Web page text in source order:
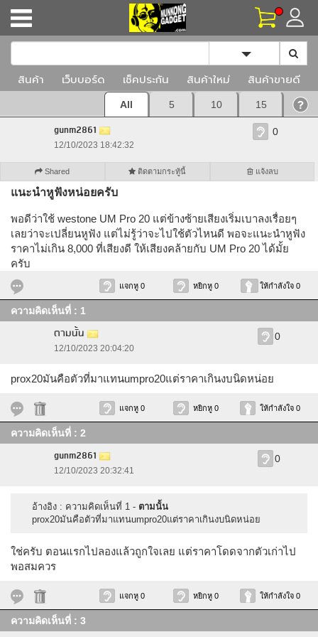
Toggle
สินค้า เว็บบอร์ด เช็คประกัน สินค้าใหม่ สินค้าขายดี
All 5 10 15
gunm2861
12/10/2023 18:42:32
0
Shared ติดตามกระทู้นี้ แจ้งลบ
แนะนำหูฟังหน่อยครับ
พอดีว่าใช้ westone UM Pro 20 แต่ข้างซ้ายเสียงเริ่มเบาลงเรื่อยๆ
เลยว่าจะเปลี่ยนหูฟัง แต่ไม่รู้ว่าจะไปใช้ตัวไหนดี พอจะแนะนำหูฟัง
ราคาไม่เกิน 8,000 ที่เสียงดี ให้เสียงคล้ายกับ UM Pro 20 ได้มั้ย
ครับ
แจกหู 0 หยิกหู 0 ให้กำลังใจ 0
ความคิดเห็นที่ : 1
ตามนั้น
12/10/2023 20:04:20
0
prox20มันคือตัวที่มาแทนumpro20แต่ราคาเกินงบนิดหน่อย
แจกหู 0 หยิกหู 0 ให้กำลังใจ 0
ความคิดเห็นที่ : 2
gunm2861
12/10/2023 20:32:41
0
อ้างอิง : ความคิดเห็นที่ 1 - ตามนั้น
prox20มันคือตัวที่มาแทนumpro20แต่ราคาเกินงบนิดหน่อย
ใช่ครับ ตอนแรกไปลองแล้วถูกใจเลย แต่ราคาโดดจากตัวเก่าไป
พอสมควร
แจกหู 0 หยิกหู 0 ให้กำลังใจ 0
ความคิดเห็นที่ : 3